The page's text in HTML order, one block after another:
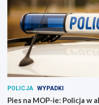
POLICJA WYPADKI
Pies na MOP-ie: Policja w